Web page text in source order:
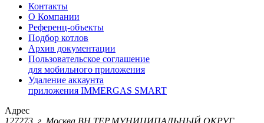
Контакты
О Компании
Референц-объекты
Подбор котлов
Архив документации
Пользовательское соглашение
для мобильного приложения
Удаление аккаунта
приложения IMMERGAS SMART
Адрес
127273, г. Москва ВН.ТЕР.МУНИЦИПАЛЬНЫЙ ОКРУГ